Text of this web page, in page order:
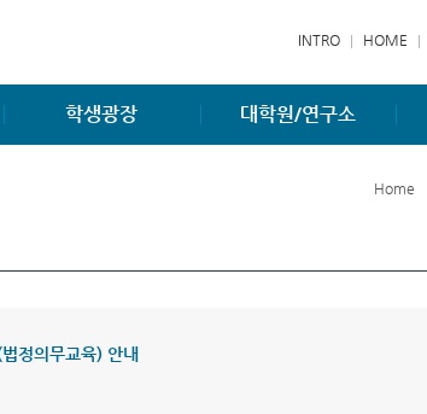
INTRO HOME
학생광장 대학원/연구소
Home
정의무교육) 안내